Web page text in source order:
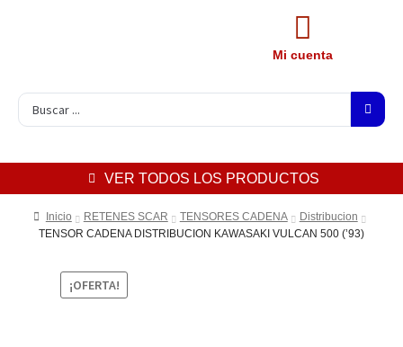
Mi cuenta
VER TODOS LOS PRODUCTOS
Inicio RETENES SCAR TENSORES CADENA
Distribucion
TENSOR CADENA DISTRIBUCION KAWASAKI VULCAN 500 (’93)
¡OFERTA!